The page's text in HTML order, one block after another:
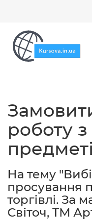
роботу
На тему
просування
торгівлі. За
Світоч, ТМ